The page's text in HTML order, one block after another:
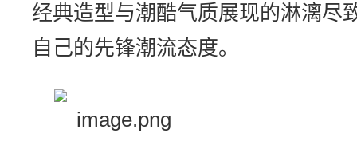
经典造型与潮酷气质展现的淋漓尽
自己的先锋潮流态度。